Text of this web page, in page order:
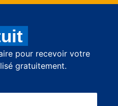
pour recevoir votre
gratuitement.